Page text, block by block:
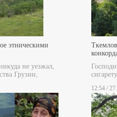
этническими
не уезжал,
Грузии,
12:54 /